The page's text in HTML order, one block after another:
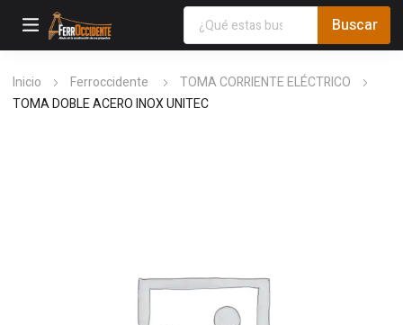
Inicio Ferroccidente
TOMA CORRIENTE ELÉCTRICO
TOMA DOBLE ACERO INOX UNITEC